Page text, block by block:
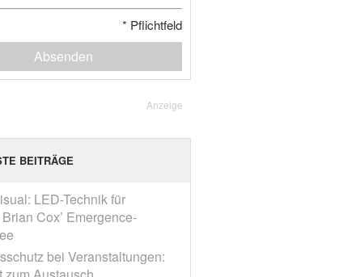
* Pflichtfeld
Absenden
Anzeige
BEITRÄGE
LED-Technik für
Cox’ Emergence-
bei Veranstaltungen: